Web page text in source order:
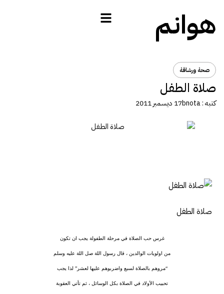
هوانم
صحة ورشاقة
صلاة الطفل
كتبه :bnota17 ديسمبر 2011
صلاة الطفل
غرس حب الصلاة في مرحلة الطفولة يجب ان تكون
من اولويات الوالدين ، قال رسول اللة صل اللة عليه وسلم
“مروهم بالصلاة لسبع واضربوهم عليها لعشر” لذا يجب
تحبيب الأولاد في الصلاة بكل الوسائل ، ثم تأتي العقوبة